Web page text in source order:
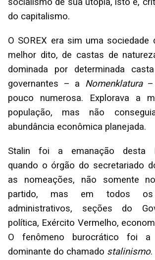
do capitalismo.
O SOREX era sim uma sociedade
melhor dito, de castas de
dominada por determinada
governantes – a Nomenklatura–
pouco numerosa. Explorava a
população, mas não
abundância econômica planejada.
Stalin foi a emanação desta
quando o órgão do secretariado
as nomeações, não somente
partido, mas em todos os
administrativos, seções do
política, Exército Vermelho,
O fenômeno burocrático foi a
dominante do chamado stalinismo.